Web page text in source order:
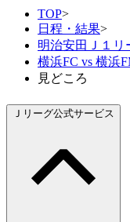
TOP>
日程・結果>
明治安田Ｊ１リ
横浜FC vs 横浜
見どころ
Ｊリーグ公式サービス